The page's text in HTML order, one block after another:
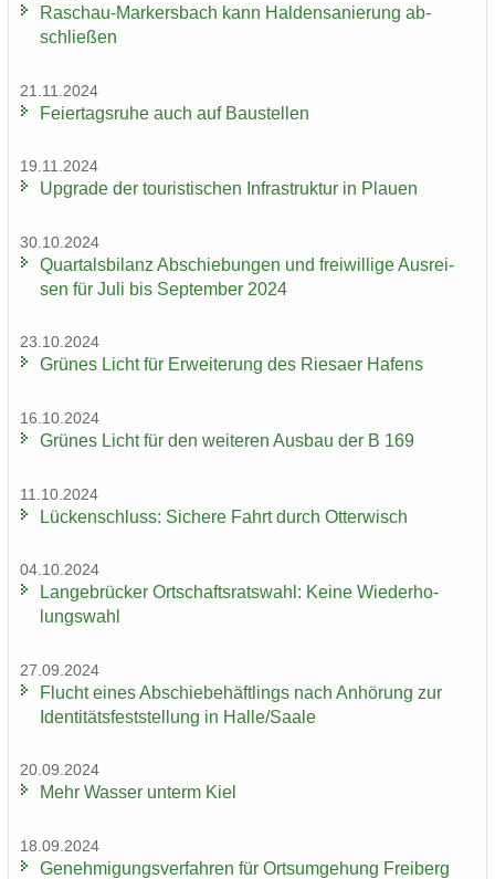
Raschau-​Markersbach kann Hal­den­sa­nie­rung ab­
schlie­ßen
21.11.2024
Fei­er­tags­ru­he auch auf Bau­stel­len
19.11.2024
Up­grade der tou­ris­ti­schen In­fra­struk­tur in Plau­en
30.10.2024
Quar­tals­bi­lanz Ab­schie­bun­gen und frei­wil­li­ge Aus­rei­
sen für Juli bis Sep­tem­ber 2024
23.10.2024
Grü­nes Licht für Er­wei­te­rung des Rie­sa­er Ha­fens
16.10.2024
Grü­nes Licht für den wei­te­ren Aus­bau der B 169
11.10.2024
Lü­cken­schluss: Si­che­re Fahrt durch Ot­ter­wisch
04.10.2024
Lan­ge­brü­cker Ort­schafts­rats­wahl: Keine Wie­der­ho­
lungs­wahl
27.09.2024
Flucht eines Ab­schie­be­häft­lings nach An­hö­rung zur
Iden­ti­täts­fest­stel­lung in Halle/Saale
20.09.2024
Mehr Was­ser un­term Kiel
18.09.2024
Ge­neh­mi­gungs­ver­fah­ren für Orts­um­ge­hung Frei­berg